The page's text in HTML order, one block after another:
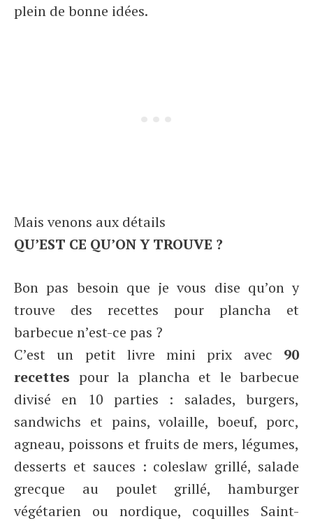
plein de bonne idées.
Mais venons aux détails
QU’EST CE QU’ON Y TROUVE ?
Bon pas besoin que je vous dise qu’on y
trouve des recettes pour plancha et
barbecue n’est-ce pas ?
C’est un petit livre mini prix avec 90
recettes pour la plancha et le barbecue
divisé en 10 parties : salades, burgers,
sandwichs et pains, volaille, boeuf, porc,
agneau, poissons et fruits de mers, légumes,
desserts et sauces : coleslaw grillé, salade
grecque au poulet grillé, hamburger
végétarien ou nordique, coquilles Saint-